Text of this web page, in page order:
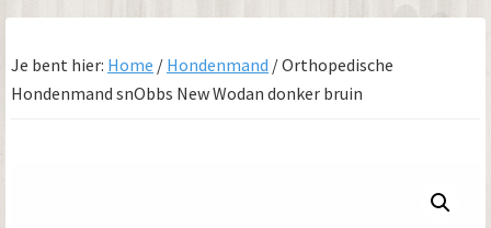
Je bent hier: Home / Hondenmand /Orthopedische
Hondenmand snObbs New Wodan donker bruin